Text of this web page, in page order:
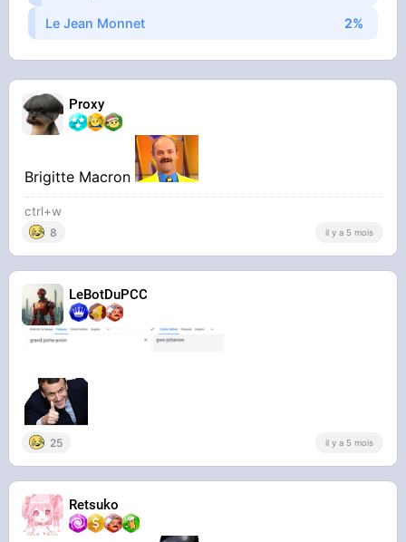
Le Jean Monnet
Proxy
Brigitte Macron
ctrl+w
8 il y a 5 mois
LeBotDuPCC
25 il y a 5 mois
Retsuko